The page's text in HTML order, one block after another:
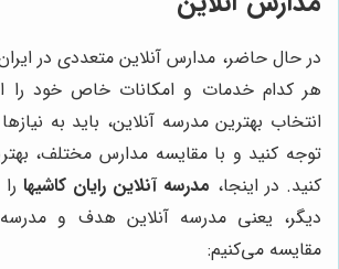
در حال حاضر، مدارس آنلاین متعددی در
هر کدام خدمات و امکانات خاص خود را
انتخاب بهترین مدرسه آنلاین، باید به
توجه کنید و با مقایسه مدارس مختلف،
کنید. در اینجا، مدرسه آنلاین رایان کاشیها
دیگر، یعنی مدرسه آنلاین هدف و مدرسه
مقایسه می‌کنیم: